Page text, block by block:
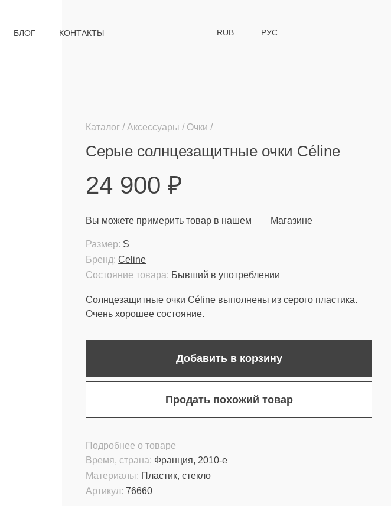
БЛОГ КОНТАКТЫ RUB РУС
Каталог Аксессуары Очки
Серые солнцезащитные очки Céline
24 900₽
Вы можете примерить товар в нашем Магазине
Состояние товара: Бывший в употреблении
Бренд: Celine
Размер: S
Солнцезащитные очки Céline выполнены из серого пластика.
Очень хорошее состояние.
Добавить в корзину
Продать похожий товар
Подробнее о товаре
Материалы: Пластик, стекло
Время, страна: Франция, 2010-е
Артикул: 76660